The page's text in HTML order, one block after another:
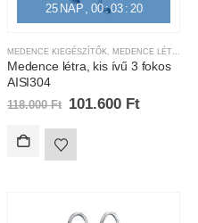
25 NAP 00:03 : 20
MEDENCE KIEGÉSZÍTŐK, MEDENCE LÉTRÁK
Medence létra, kis ívű 3 fokos
AISI304
118.000Ft 101.600 Ft